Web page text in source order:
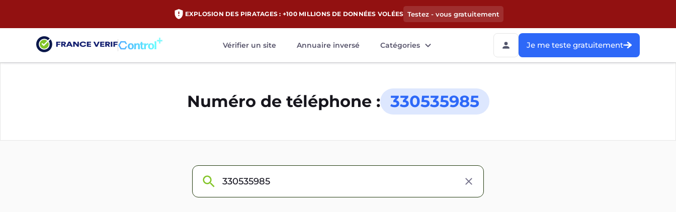
EXPLOSION DES PIRATAGES : +100 MILLIONS DE DONNÉES VOLÉES Testez - vous gratuitement
Vérifier un site Annuaire inversé Catégories Je me teste gratuitement
Numéro de téléphone : 330535985